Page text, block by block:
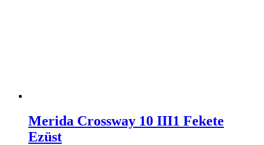
Merida Crossway 10 III1 Fekete
Ezüst